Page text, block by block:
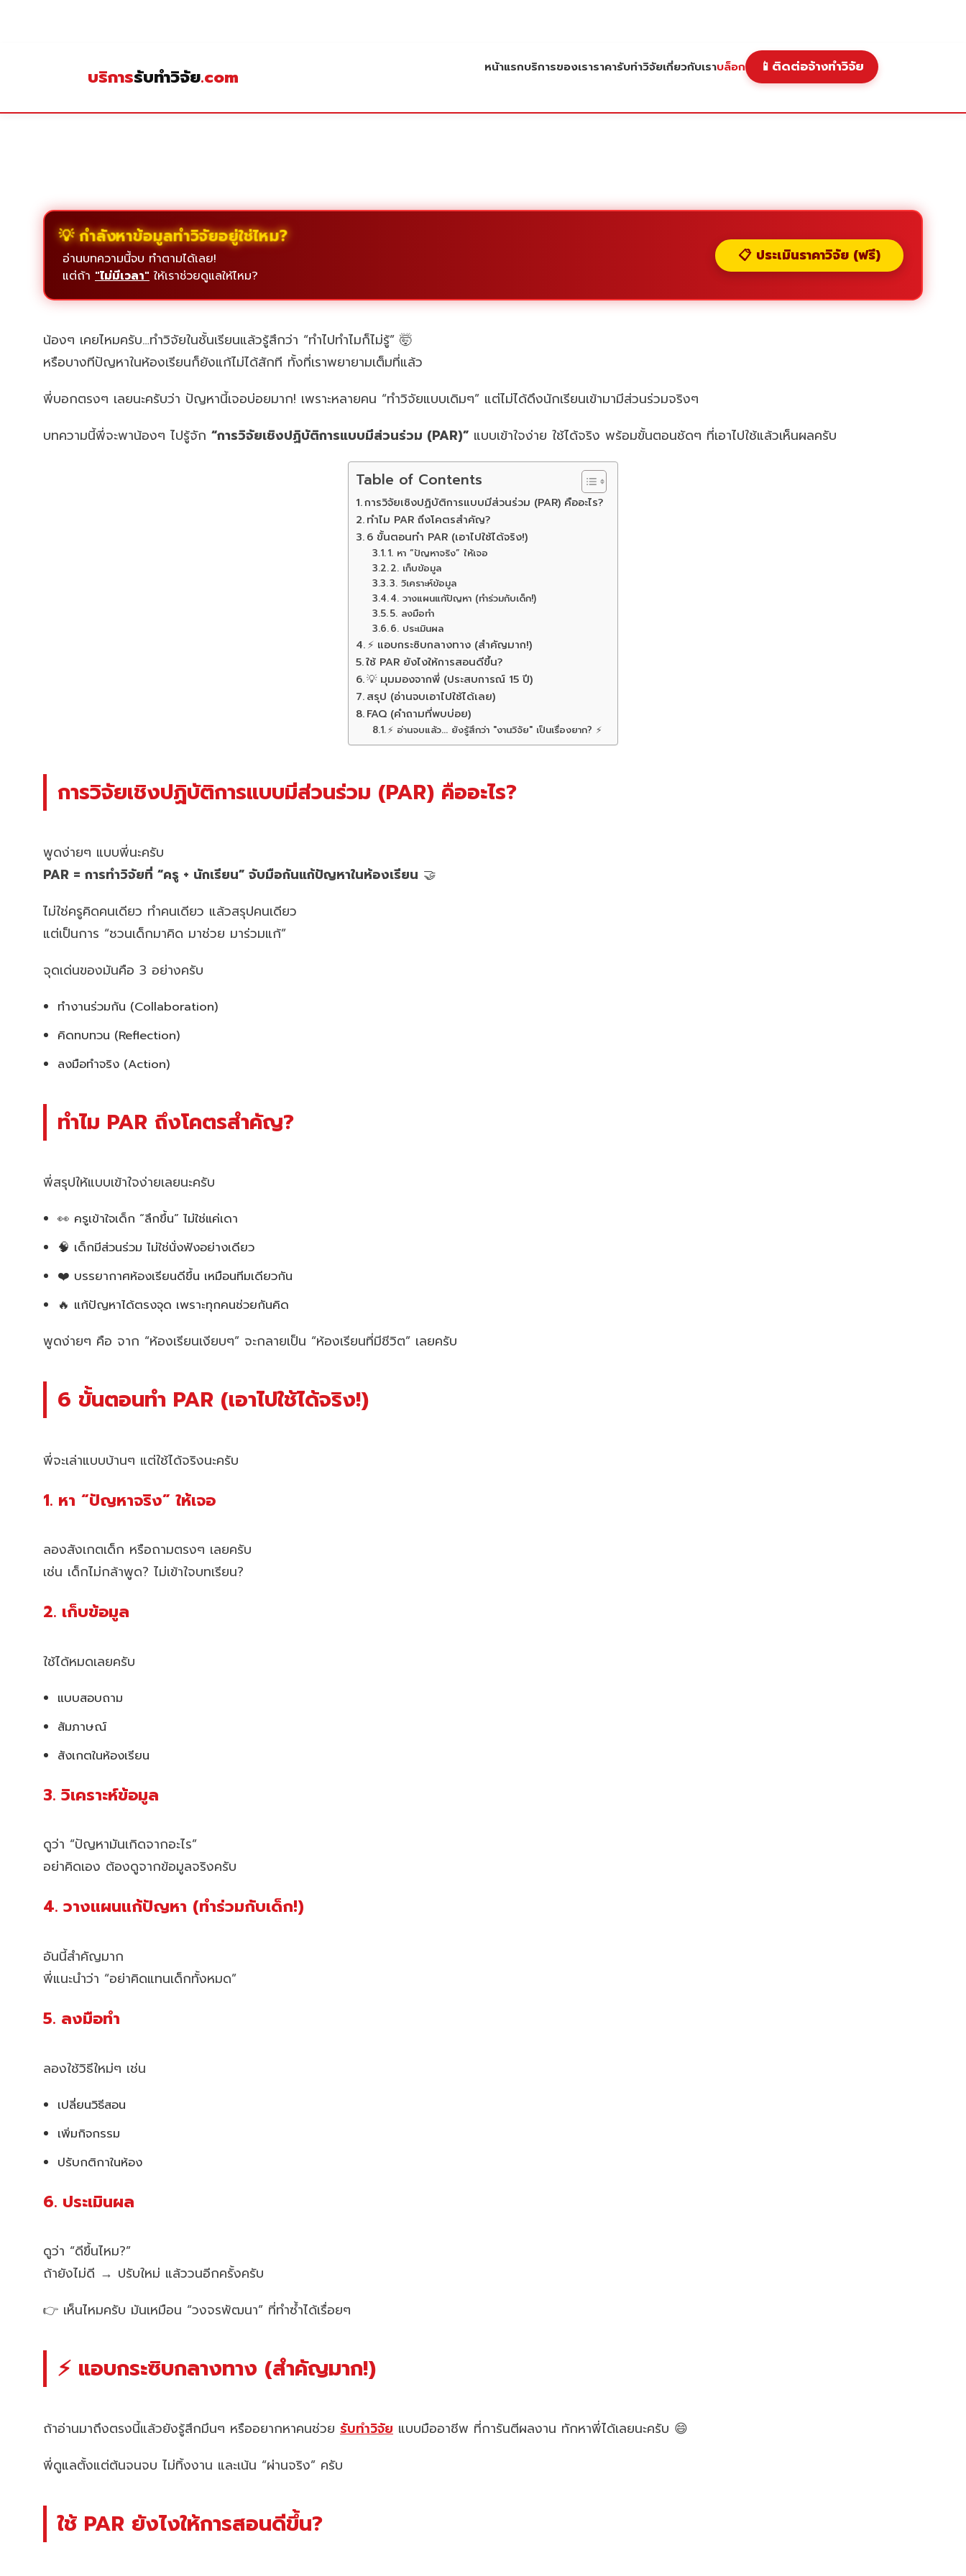
บริการรับทำวิจัย.com หน้าแรกบริการของเราราคารับทำวิจัยเกี่ยวกับเราบล็อก 📱 ติดต่อจ้างทำวิจัย
💡 กำลังหาข้อมูลทำวิจัยอยู่ใช่ไหม?
อ่านบทความนี้จบ ทำตามได้เลย!
แต่ถ้า "ไม่มีเวลา" ให้เราช่วยดูแลให้ไหม?
📋 ประเมินราคาวิจัย (ฟรี)
น้องๆ เคยไหมครับ…ทำวิจัยในชั้นเรียนแล้วรู้สึกว่า “ทำไปทำไมก็ไม่รู้” 🤯
หรือบางทีปัญหาในห้องเรียนก็ยังแก้ไม่ได้สักที ทั้งที่เราพยายามเต็มที่แล้ว
พี่บอกตรงๆ เลยนะครับว่า ปัญหานี้เจอบ่อยมาก! เพราะหลายคน “ทำวิจัยแบบเดิมๆ” แต่ไม่ได้ดึงนักเรียนเข้ามามีส่วนร่วมจริงๆ
บทความนี้พี่จะพาน้องๆ ไปรู้จัก “การวิจัยเชิงปฏิบัติการแบบมีส่วนร่วม (PAR)” แบบเข้าใจง่าย ใช้ได้จริง พร้อมขั้นตอนชัดๆ ที่เอาไปใช้แล้วเห็นผลครับ
Table of Contents
การวิจัยเชิงปฏิบัติการแบบมีส่วนร่วม (PAR) คืออะไร?
ทำไม PAR ถึงโคตรสำคัญ?
6 ขั้นตอนทำ PAR (เอาไปใช้ได้จริง!)
1. หา “ปัญหาจริง” ให้เจอ
2. เก็บข้อมูล
3. วิเคราะห์ข้อมูล
4. วางแผนแก้ปัญหา (ทำร่วมกับเด็ก!)
5. ลงมือทำ
6. ประเมินผล
⚡ แอบกระซิบกลางทาง (สำคัญมาก!)
ใช้ PAR ยังไงให้การสอนดีขึ้น?
💡 มุมมองจากพี่ (ประสบการณ์ 15 ปี)
สรุป (อ่านจบเอาไปใช้ได้เลย)
FAQ (คำถามที่พบบ่อย)
⚡ อ่านจบแล้ว... ยังรู้สึกว่า "งานวิจัย" เป็นเรื่องยาก? ⚡
การวิจัยเชิงปฏิบัติการแบบมีส่วนร่วม (PAR) คืออะไร?
พูดง่ายๆ แบบพี่นะครับ
PAR = การทำวิจัยที่ “ครู + นักเรียน” จับมือกันแก้ปัญหาในห้องเรียน 🤝
ไม่ใช่ครูคิดคนเดียว ทำคนเดียว แล้วสรุปคนเดียว
แต่เป็นการ “ชวนเด็กมาคิด มาช่วย มาร่วมแก้”
จุดเด่นของมันคือ 3 อย่างครับ
ทำงานร่วมกัน (Collaboration)
คิดทบทวน (Reflection)
ลงมือทำจริง (Action)
ทำไม PAR ถึงโคตรสำคัญ?
พี่สรุปให้แบบเข้าใจง่ายเลยนะครับ
👀 ครูเข้าใจเด็ก “ลึกขึ้น” ไม่ใช่แค่เดา
🧠 เด็กมีส่วนร่วม ไม่ใช่นั่งฟังอย่างเดียว
❤️ บรรยากาศห้องเรียนดีขึ้น เหมือนทีมเดียวกัน
🔥 แก้ปัญหาได้ตรงจุด เพราะทุกคนช่วยกันคิด
พูดง่ายๆ คือ จาก “ห้องเรียนเงียบๆ” จะกลายเป็น “ห้องเรียนที่มีชีวิต” เลยครับ
6 ขั้นตอนทำ PAR (เอาไปใช้ได้จริง!)
พี่จะเล่าแบบบ้านๆ แต่ใช้ได้จริงนะครับ
1. หา “ปัญหาจริง” ให้เจอ
ลองสังเกตเด็ก หรือถามตรงๆ เลยครับ
เช่น เด็กไม่กล้าพูด? ไม่เข้าใจบทเรียน?
2. เก็บข้อมูล
ใช้ได้หมดเลยครับ
แบบสอบถาม
สัมภาษณ์
สังเกตในห้องเรียน
3. วิเคราะห์ข้อมูล
ดูว่า “ปัญหามันเกิดจากอะไร”
อย่าคิดเอง ต้องดูจากข้อมูลจริงครับ
4. วางแผนแก้ปัญหา (ทำร่วมกับเด็ก!)
อันนี้สำคัญมาก
พี่แนะนำว่า “อย่าคิดแทนเด็กทั้งหมด”
5. ลงมือทำ
ลองใช้วิธีใหม่ๆ เช่น
เปลี่ยนวิธีสอน
เพิ่มกิจกรรม
ปรับกติกาในห้อง
6. ประเมินผล
ดูว่า “ดีขึ้นไหม?”
ถ้ายังไม่ดี → ปรับใหม่ แล้ววนอีกครั้งครับ
👉 เห็นไหมครับ มันเหมือน “วงจรพัฒนา” ที่ทำซ้ำได้เรื่อยๆ
⚡ แอบกระซิบกลางทาง (สำคัญมาก!)
ถ้าอ่านมาถึงตรงนี้แล้วยังรู้สึกมึนๆ หรืออยากหาคนช่วย รับทำวิจัย แบบมืออาชีพ ที่การันตีผลงาน ทักหาพี่ได้เลยนะครับ 😄
พี่ดูแลตั้งแต่ต้นจนจบ ไม่ทิ้งงาน และเน้น “ผ่านจริง” ครับ
ใช้ PAR ยังไงให้การสอนดีขึ้น?